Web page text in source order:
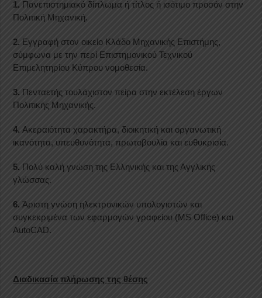
1. Πανεπιστημιακό δίπλωμα ή τίτλος ή ισότιμο προσόν στην
Πολιτική Μηχανική.
2. Εγγραφή στον οικείο Κλάδο Μηχανικής Επιστήμης,
σύμφωνα με την περί Επιστημονικού Τεχνικού
Επιμελητηρίου Κύπρου νομοθεσία.
3. Πενταετής τουλάχιστον πείρα στην εκτέλεση έργων
Πολιτικής Μηχανικής.
4. Ακεραιότητα χαρακτήρα, διοικητική και οργανωτική
ικανότητα, υπευθυνότητα, πρωτοβουλία και ευθυκρισία.
5. Πολύ καλή γνώση της Ελληνικής και της Αγγλικής
γλώσσας.
6. Άριστη γνώση ηλεκτρονικών υπολογιστών και
συγκεκριμένα των εφαρμογών γραφείου (MS Office) και
AutoCAD.
Διαδικασία πλήρωσης της θέσης